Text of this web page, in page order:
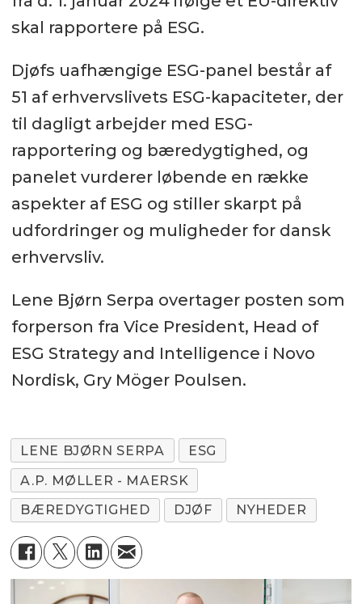
skal rapportere på ESG.
Djøfs uafhængige ESG-panel består af
51 af erhvervslivets ESG-kapaciteter, der
til dagligt arbejder med ESG-
rapportering og bæredygtighed, og
panelet vurderer løbende en række
aspekter af ESG og stiller skarpt på
udfordringer og muligheder for dansk
erhvervsliv.
Lene Bjørn Serpa overtager posten som
forperson fra Vice President, Head of
ESG Strategy and Intelligence i Novo
Nordisk, Gry Möger Poulsen.
LENE BJØRN SERPA
ESG
A.P. MØLLER - MAERSK
BÆREDYGTIGHED
DJØF NYHEDER